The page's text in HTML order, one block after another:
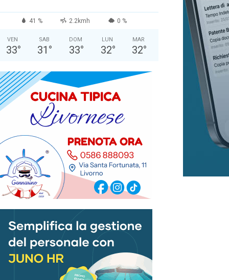
41 % 2.2kmh 0 %
VEN
33°
SAB
31 °
DOM
33°
LUN
32°
MAR
32°